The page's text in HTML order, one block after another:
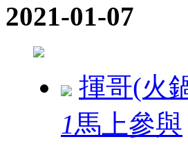
2021-01-07
揮哥(火
1馬上參與